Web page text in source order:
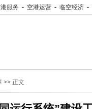
服务 - 空港运营 - 临空经济 -
>> 正文